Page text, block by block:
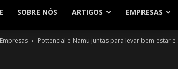
SOBRE NÓS ARTIGOS EMPRESAS
Empresas Pottencial e Namu juntas para levar bem-estar e